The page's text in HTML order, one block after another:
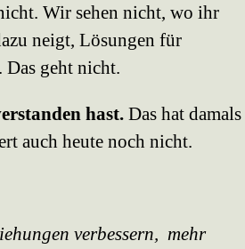
Wir sehen nicht, wo ihr
neigt, Lösungen für
Das geht nicht.
hast. Das hat damals
auch heute noch nicht.
verbessern, mehr